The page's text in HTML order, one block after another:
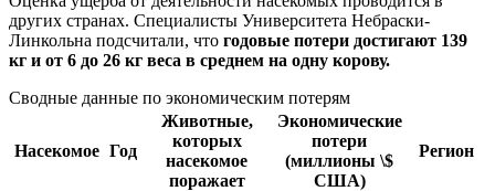
других странах. Специалисты Университета Небраски-
Линкольна подсчитали, что годовые потери достигают 139
кг и от 6 до 26 кг веса в среднем на одну корову.
Сводные данные по экономическим потерям
Насекомое Год
Животные,
которых
насекомое
поражает
Экономические
потери
(миллионы \$
США)
Регион